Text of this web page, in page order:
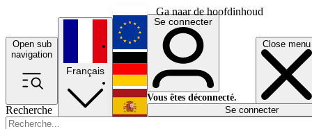
Ga naar de hoofdinhoud
Open sub
navigation
Close menu
Recherche
Français
English
Deutsch
Español
Se connecter
Vous êtes déconnecté.
Se connecter